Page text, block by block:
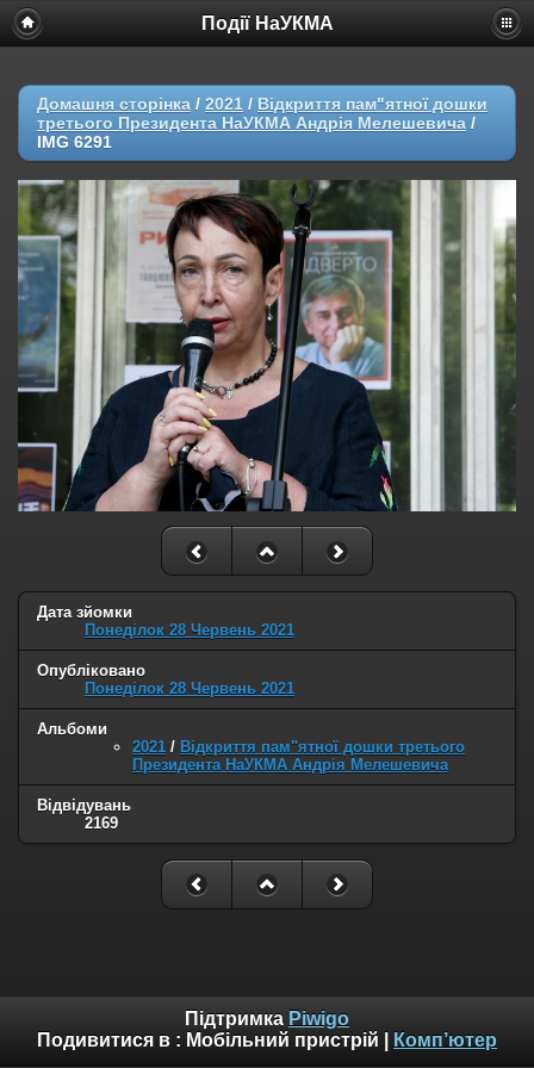
Події НаУКМА
Домашня сторінка / 2021 / Відкриття пам"ятної дошки
третього Президента НаУКМА Андрія Мелешевича /
IMG 6291
Дата зйомки
Понеділок 28 Червень 2021
Опубліковано
Понеділок 28 Червень 2021
Альбоми
2021 / Відкриття пам"ятної дошки третього
Президента НаУКМА Андрія Мелешевича
Відвідувань
2169
Підтримка Piwigo
Подивитися в : Мобільний пристрій Комп’ютер